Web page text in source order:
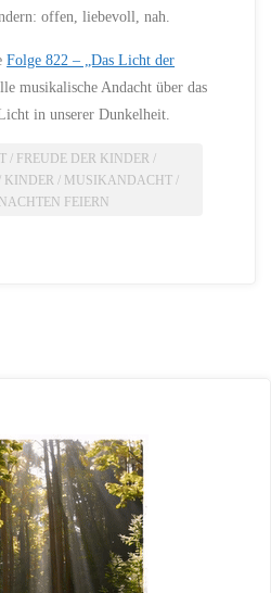
offen, liebevoll, nah.
Folge 822 – „Das Licht der
musikalische Andacht über das
in unserer Dunkelheit.
/ FREUDE DER KINDER /
KINDER / MUSIKANDACHT /
FEIERN